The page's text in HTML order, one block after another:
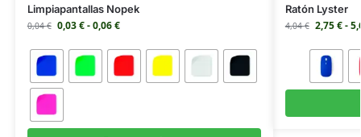
Limpiapantallas Nopek
0,04€ 0,03€-0,06€
Ratón Lyster
4,04€ 2,75€-